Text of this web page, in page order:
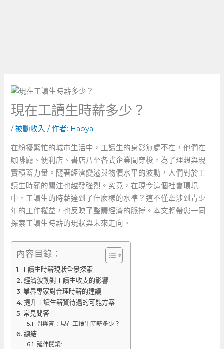
現在工讀生時薪多少？
/被動收入 / 作者: Haoya
在紛擾繁忙的城市生活中，工讀生的身影無處不在，他們在
咖啡廳、便利店、書店乃至各式企業間穿梭，為了理想與現
實積蓄力量。隨著經濟變遷與物價水平的波動，人們對於工
讀生時薪的關注也越發強烈。究竟，在現今這個社會環境
中，工讀生的時薪達到了什麼樣的水準？這不僅牽涉到青少
年的工作權益，也反映了整體經濟的脈搏。本文將帶您一同
探索工讀生時薪的現狀與未來走向。
內容目錄：
工讀生時薪現狀全景探索
經濟波動對工讀生收支的影響
業界專家對合理時薪的建議
提升工讀生薪資待遇的可能方案
常見問答
問與答：現在工讀生時薪多少？
總結
延伸閱讀: